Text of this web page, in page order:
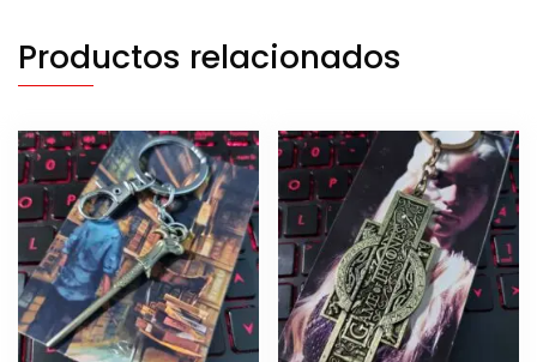
Productos relacionados